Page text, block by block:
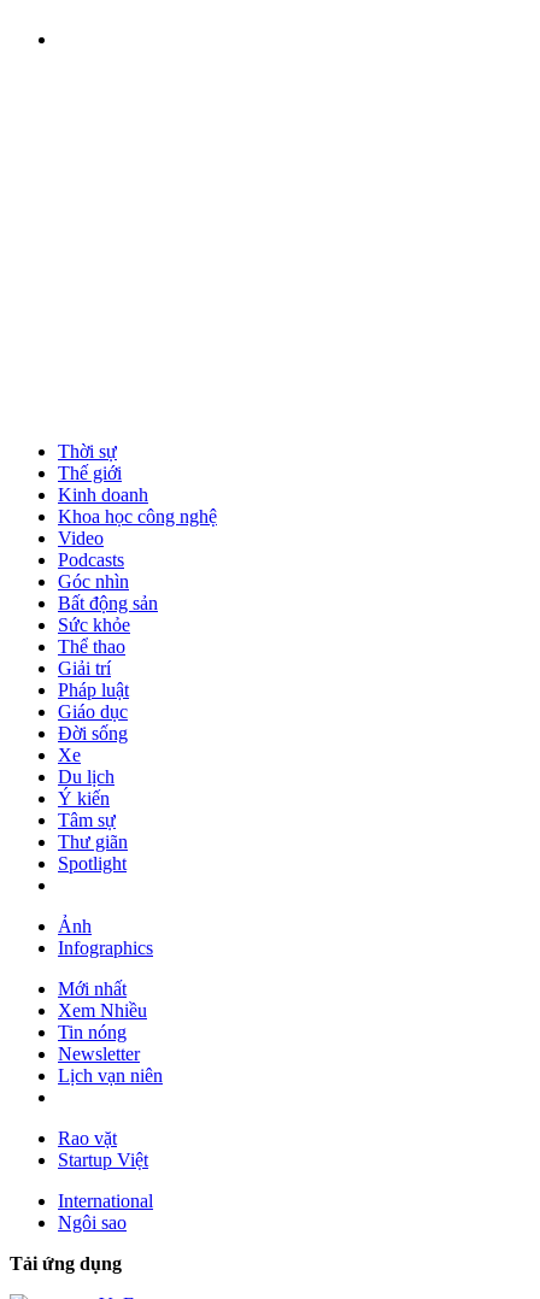
Thời sự
Thế giới
Kinh doanh
Khoa học công nghệ
Video
Podcasts
Góc nhìn
Bất động sản
Sức khỏe
Thể thao
Giải trí
Pháp luật
Giáo dục
Đời sống
Xe
Du lịch
Ý kiến
Tâm sự
Thư giãn
Spotlight
Ảnh
Infographics
Mới nhất
Xem Nhiều
Tin nóng
Newsletter
Lịch vạn niên
Rao vặt
Startup Việt
International
Ngôi sao
Tải ứng dụng